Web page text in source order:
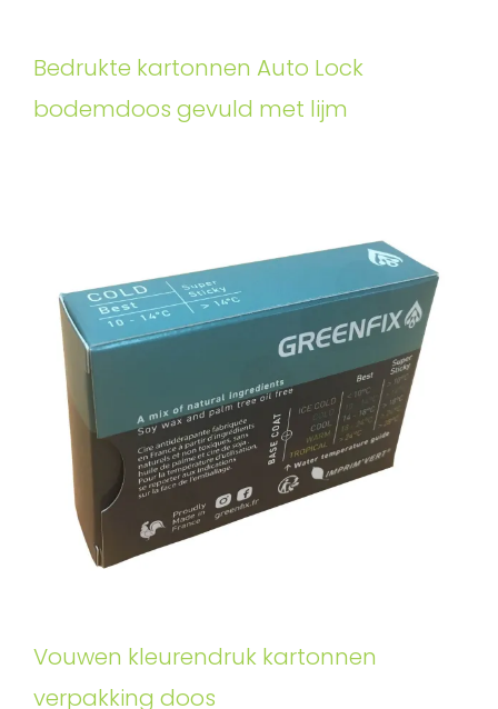
Bedrukte kartonnen Auto Lock
bodemdoos gevuld met lijm
Vouwen kleurendruk kartonnen
verpakking doos